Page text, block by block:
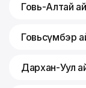
Говь-Алтай
Говьсүмбэр
Дархан-Уул